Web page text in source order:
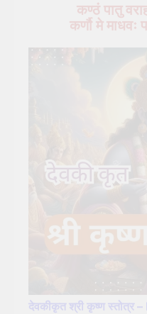
कण्ठं पातु
कर्णौ मे
देवकीकृत श्री कृष्ण